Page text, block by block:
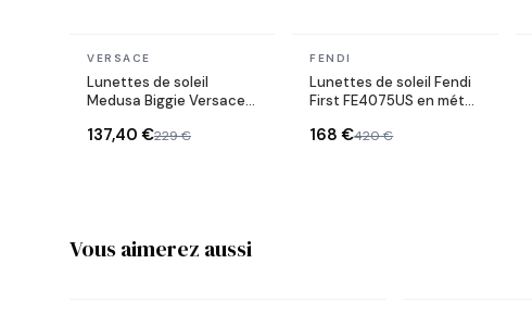
En stock
VERSACE
Lunettes de soleil
Medusa Biggie Versace
137,40 €229 €
En stock
FENDI
Lunettes de soleil Fendi
First FE4075US en métal
168 €420 €
Vous aimerez aussi